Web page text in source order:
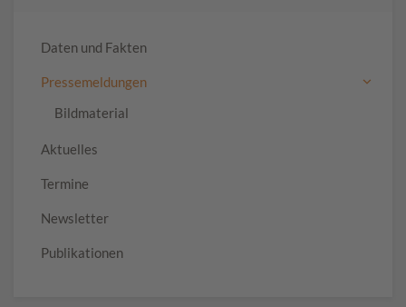
Daten und Fakten
Pressemeldungen
Bildmaterial
Aktuelles
Termine
Newsletter
Publikationen